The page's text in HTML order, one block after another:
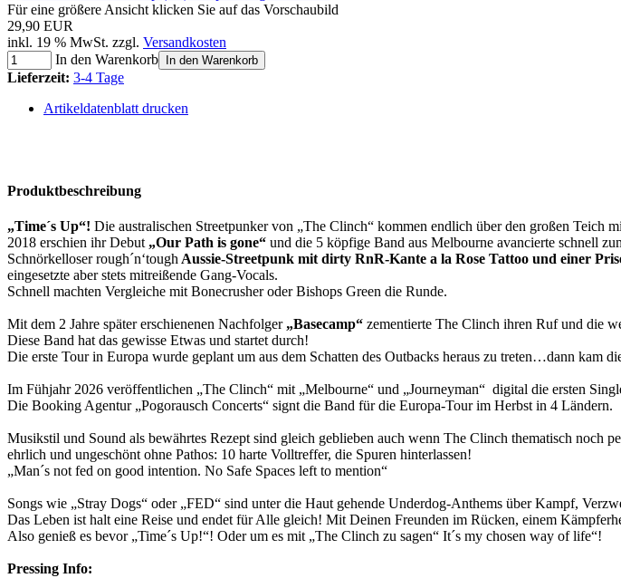
Für eine größere Ansicht klicken Sie auf das Vorschaubild
29,90 EUR
inkl. 19 % MwSt. zzgl. Versandkosten
In den Warenkorb
In den Warenkorb
Lieferzeit: 3-4 Tage
Artikeldatenblatt drucken
Produktbeschreibung
„Time´s Up“! Die australischen Streetpunker von „The Clinch“ kommen endlich über den großen Teich
2018 erschien ihr Debut „Our Path is gone“ und die 5 köpfige Band aus Melbourne avancierte schnell
Schnörkelloser rough´n‘toughAussie-Streetpunk mit dirty RnR-Kante a la Rose Tattoo und einer
eingesetzte aber stets mitreißende Gang-Vocals.
Schnell machten Vergleiche mit Bonecrusher oder Bishops Green die Runde.
Mit dem 2 Jahre später erschienenen Nachfolger „Basecamp“ zementierte The Clinch ihren Ruf und die
Diese Band hat das gewisse Etwas und startet durch!
Die erste Tour in Europa wurde geplant um aus dem Schatten des Outbacks heraus zu treten…dann kam
Im Fühjahr 2026 veröffentlichen „The Clinch“ mit „Melbourne“ und „Journeyman“ digital die ersten
Die Booking Agentur „Pogorausch Concerts“ signt die Band für die Europa-Tour im Herbst in 4
Musikstil und Sound als bewährtes Rezept sind gleich geblieben auch wenn The Clinch thematisch noch
ehrlich und ungeschönt ohne Pathos: 10 harte Volltreffer, die Spuren hinterlassen!
„Man´s not fed on good intention. No Safe Spaces left to mention“
Songs wie „Stray Dogs“ oder „FED“ sind unter die Haut gehende Underdog-Anthems über Kampf,
Das Leben ist halt eine Reise und endet für Alle gleich! Mit Deinen Freunden im Rücken, einem
Also genieß es bevor „Time´s Up!“! Oder um es mit „The Clinch zu sagen“ It´s my chosen way of life“!
Pressing Info: